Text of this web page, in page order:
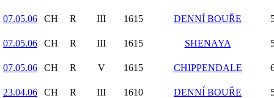
07.05.06 CH R III 1615 DENNÍ BOUŘE
07.05.06 CH R III 1615 SHENAYA
07.05.06 CH R V 1615 CHIPPENDALE
23.04.06 CH R III 1610 DENNÍ BOUŘE